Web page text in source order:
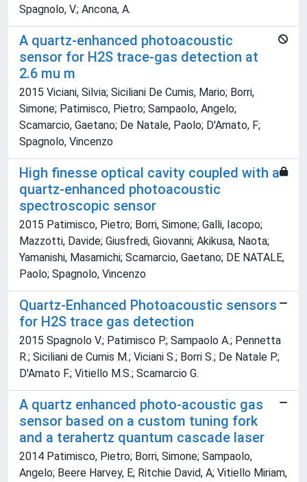
Spagnolo, V.; Ancona, A.
A quartz-enhanced photoacoustic
sensor for H2S trace-gas detection at
2.6 mu m
2015 Viciani, Silvia; Siciliani De Cumis, Mario; Borri,
Simone; Patimisco, Pietro; Sampaolo, Angelo;
Scamarcio, Gaetano; De Natale, Paolo; D'Amato, F;
Spagnolo, Vincenzo
High finesse optical cavity coupled with a
quartz-enhanced photoacoustic
spectroscopic sensor
2015 Patimisco, Pietro; Borri, Simone; Galli, Iacopo;
Mazzotti, Davide; Giusfredi, Giovanni; Akikusa, Naota;
Yamanishi, Masamichi; Scamarcio, Gaetano; DE NATALE,
Paolo; Spagnolo, Vincenzo
Quartz-Enhanced Photoacoustic sensors
for H2S trace gas detection
2015 Spagnolo V.; Patimisco P.; Sampaolo A.; Pennetta
R.; Siciliani de Cumis M.; Viciani S.; Borri S.; De Natale P.;
D'Amato F.; Vitiello M.S.; Scamarcio G.
A quartz enhanced photo-acoustic gas
sensor based on a custom tuning fork
and a terahertz quantum cascade laser
2014 Patimisco, Pietro; Borri, Simone; Sampaolo,
Angelo; Beere Harvey, E; Ritchie David, A; Vitiello Miriam,